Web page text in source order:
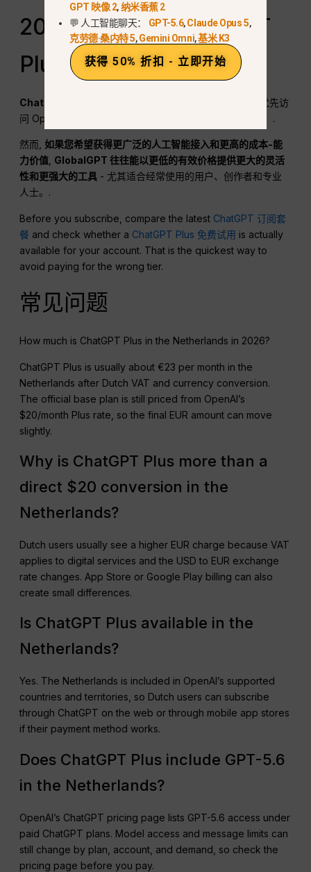
2026 年荷兰的 ChatGPT
Plus 值得购买吗？
ChatGPT
您希望优先访
问 OpenAI 的生态系统，并获得免费层级之外的性能提升。.
然而,如果您希望获得更广泛的人工智能接入和更高的成本-能
力价值, GlobalGPT 往往能以更低的有效价格提供更大的灵活
性和更强大的工具 - 尤其适合经常使用的用户、创作者和专业
人士。.
Before you subscribe, compare the latest ChatGPT 订阅套
餐 and check whether a ChatGPT Plus 免费试用 is actually
available for your account. That is the quickest way to
avoid paying for the wrong tier.
常见问题
How much is ChatGPT Plus in the Netherlands in 2026?
ChatGPT Plus is usually about €23 per month in the
Netherlands after Dutch VAT and currency conversion.
The official base plan is still priced from OpenAI’s
$20/month Plus rate, so the final EUR amount can move
slightly.
Why is ChatGPT Plus more than a
direct $20 conversion in the
Netherlands?
Dutch users usually see a higher EUR charge because VAT
applies to digital services and the USD to EUR exchange
rate changes. App Store or Google Play billing can also
create small differences.
Is ChatGPT Plus available in the
Netherlands?
Yes. The Netherlands is included in OpenAI’s supported
countries and territories, so Dutch users can subscribe
through ChatGPT on the web or through mobile app stores
if their payment method works.
Does ChatGPT Plus include GPT-5.6
in the Netherlands?
OpenAI’s ChatGPT pricing page lists GPT-5.6 access under
paid ChatGPT plans. Model access and message limits can
still change by plan, account, and demand, so check the
pricing page before you pay.
GPT 映像 2,纳米香蕉 2
💬 人工智能聊天： GPT-5.6,Claude Opus 5,
克劳德·桑内特 5,Gemini Omni,基米 K3
获得 50% 折扣 - 立即开始